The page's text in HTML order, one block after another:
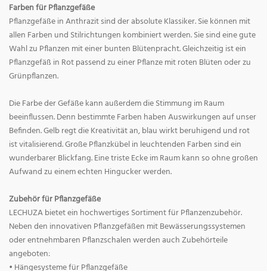
Farben für Pflanzgefäße
Pflanzgefäße in Anthrazit sind der absolute Klassiker. Sie können mit
allen Farben und Stilrichtungen kombiniert werden. Sie sind eine gute
Wahl zu Pflanzen mit einer bunten Blütenpracht. Gleichzeitig ist ein
Pflanzgefäß in Rot passend zu einer Pflanze mit roten Blüten oder zu
Grünpflanzen.
Die Farbe der Gefäße kann außerdem die Stimmung im Raum
beeinflussen. Denn bestimmte Farben haben Auswirkungen auf unser
Befinden. Gelb regt die Kreativität an, blau wirkt beruhigend und rot
ist vitalisierend. Große Pflanzkübel in leuchtenden Farben sind ein
wunderbarer Blickfang. Eine triste Ecke im Raum kann so ohne großen
Aufwand zu einem echten Hingucker werden.
Zubehör für Pflanzgefäße
LECHUZA bietet ein hochwertiges Sortiment für Pflanzenzubehör.
Neben den innovativen Pflanzgefäßen mit Bewässerungssystemen
oder entnehmbaren Pflanzschalen werden auch Zubehörteile
angeboten:
• Hängesysteme für Pflanzgefäße